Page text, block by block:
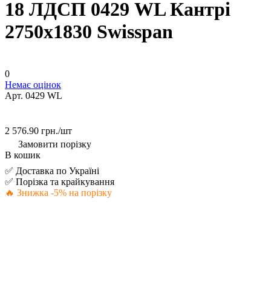
18 ЛДСП 0429 WL Кантрі
2750х1830 Swisspan
0
Немає оцінок
Арт. 0429 WL
2 576.90 грн./шт
Замовити порізку
В кошик
✅ Доставка по Україні
✅ Порізка та крайкування
🔥 Знижка -5% на порізку